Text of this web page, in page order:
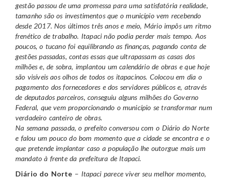
gestão passou de uma promessa para uma satisfatória realidade,
tamanho são os investimentos que o município vem recebendo
desde 2017. Nos últimos três anos e meio, Mário impôs um ritmo
frenético de trabalho. Itapaci não podia perder mais tempo. Aos
poucos, o tucano foi equilibrando as finanças, pagando conta de
gestões passadas, contas essas que ultrapassam as casas dos
milhões e, de sobra, implantou um calendário de obras e que hoje
são visíveis aos olhos de todos os itapacinos. Colocou em dia o
pagamento dos fornecedores e dos servidores públicos e, através
de deputados parceiros, conseguiu alguns milhões do Governo
Federal, que vem proporcionando o município se transformar num
verdadeiro canteiro de obras.
Na semana passada, o prefeito conversou com o Diário do Norte
e falou um pouco do bom momento que a cidade se encontra e o
que pretende implantar caso a população lhe outorgue mais um
mandato à frente da prefeitura de Itapaci.
Diário do Norte – Itapaci parece viver seu melhor momento,